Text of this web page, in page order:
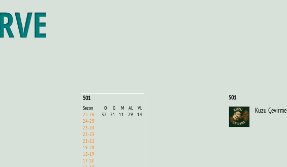
501
Kuzu Çevirme
501
Sezon O G M AL
VL
25-26
32 21 11 29
14
24-25
23-24
22-23
21-22
19-20
18-19
17-18